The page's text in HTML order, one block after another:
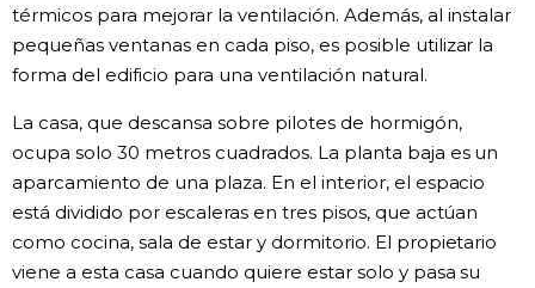
térmicos para mejorar la ventilación. Además, al instalar
pequeñas ventanas en cada piso, es posible utilizar la
forma del edificio para una ventilación natural.
La casa, que descansa sobre pilotes de hormigón,
ocupa solo 30 metros cuadrados. La planta baja es un
aparcamiento de una plaza. En el interior, el espacio
está dividido por escaleras en tres pisos, que actúan
como cocina, sala de estar y dormitorio. El propietario
viene a esta casa cuando quiere estar solo y pasa su